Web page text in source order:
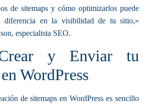
de sitemaps y cómo optimizarlos puede
diferencia en la visibilidad de tu sitio,»
especialista SEO.
y Enviar tu
WordPress
de sitemaps en WordPress es sencillo